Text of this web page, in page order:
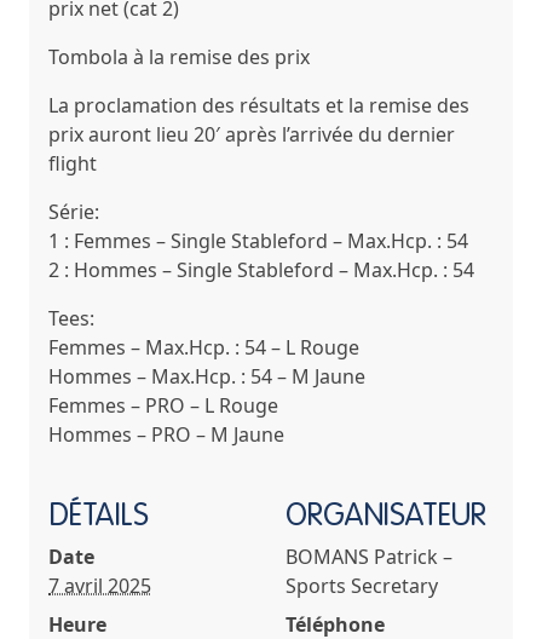
prix net (cat 2)
Tombola à la remise des prix
La proclamation des résultats et la remise des
prix auront lieu 20′ après l’arrivée du dernier
flight
Série:
1 : Femmes – Single Stableford – Max.Hcp. : 54
2 : Hommes – Single Stableford – Max.Hcp. : 54
Tees:
Femmes – Max.Hcp. : 54 – L Rouge
Hommes – Max.Hcp. : 54 – M Jaune
Femmes – PRO – L Rouge
Hommes – PRO – M Jaune
DÉTAILS
Date
7 avril 2025
Heure
ORGANISATEUR
BOMANS Patrick –
Sports Secretary
Téléphone